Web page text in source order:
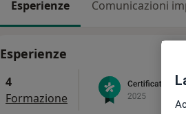
Esperienze Comunicazioni
Esperienze
4
Formazione